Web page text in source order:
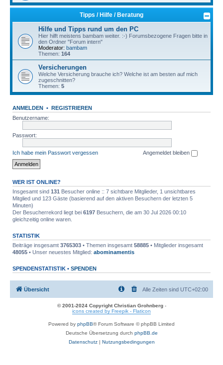
Tipps / Hilfe / Beratung
Hilfe und Tipps rund um den PC
Hier hilft meistens bambam weiter. :-) Forumsbezogene Fragen bitte in
den Ordner "Forum intern"
Moderator: bambam
Themen: 164
Versicherungen
Welche Versicherung brauche ich? Welche ist am besten auf mich
zugeschnitten?
Themen: 5
ANMELDEN • REGISTRIEREN
Benutzername:
Passwort:
Ich habe mein Passwort vergessen Angemeldet bleiben
WER IST ONLINE?
Insgesamt sind 131 Besucher online :: 7 sichtbare Mitglieder, 1 unsichtbares
Mitglied und 123 Gäste (basierend auf den aktiven Besuchern der letzten 5
Minuten)
Der Besucherrekord liegt bei 6197 Besuchern, die am 30 Jul 2026 00:10
gleichzeitig online waren.
STATISTIK
Beiträge insgesamt 3765303 • Themen insgesamt 58885 • Mitglieder insgesamt
48055 • Unser neuestes Mitglied: abominamentis
SPENDENSTATISTIK • SPENDEN
Übersicht Alle Zeiten sind UTC+02:00
© 2001-2024 Copyright Christian Grohnberg-
icons created by Freepik - Flaticon
Powered by phpBB® Forum Software © phpBB Limited
Deutsche Übersetzung durch phpBB.de
Datenschutz| Nutzungsbedingungen